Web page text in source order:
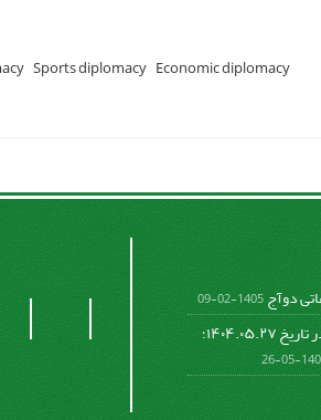
Sports diplomacy Economic diplomacy
دوآج 1405-02-09
عدم دسترسی به سایت در تاریخ ۱۴۰۴.۰۵.۲۷؛
1404-